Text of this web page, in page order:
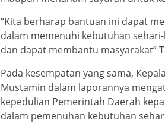
“Kita berharap bantuan ini dapat
dalam memenuhi kebutuhan
dan dapat membantu masyarakat”
Pada kesempatan yang sama,
Mustamin dalam laporannya
kepedulian Pemerintah Daerah
dalam pemenuhan kebutuhan